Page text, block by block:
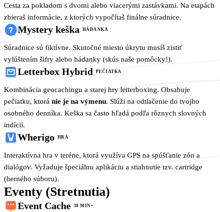
Cesta za pokladom s dvomi alebo viacerými zastávkami. Na etapách
zbieraš informácie, z ktorých vypočítaš finálne súradnice.
Mystery keška HÁDANKA
Súradnice sú fiktívne. Skutočné miesto úkrytu musíš zistiť
vylúštením šifry alebo hádanky (skús naše pomôcky!).
Letterbox Hybrid PEČIATKA
Kombinácia geocachingu a starej hry letterboxing. Obsahuje
pečiatku, ktorá nie je na výmenu. Slúži na odtlačenie do tvojho
osobného denníka. Keška sa často hľadá podľa rôznych slovných
indícií.
Wherigo HRA
Interaktívna hra v teréne, ktorá využíva GPS na spúšťanie zón a
dialógov. Vyžaduje špeciálnu aplikáciu a stiahnutie tzv. cartridge
(herného súboru).
Eventy (Stretnutia)
Event Cache 30 MIN+